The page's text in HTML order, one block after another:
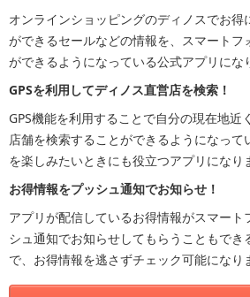
オンラインショッピングのディノスでお得
ができるセールなどの情報を、スマートフ
ができるようになっている公式アプリにな
GPSを利用してディノス直営店を検索！
GPS機能を利用することで自分の現在地近
店舗を検索することができるようになって
を楽しみたいときにも役立つアプリになり
お得情報をプッシュ通知でお知らせ！
アプリが配信しているお得情報がスマート
シュ通知でお知らせしてもらうこともでき
で、お得情報を逃さずチェック可能になり